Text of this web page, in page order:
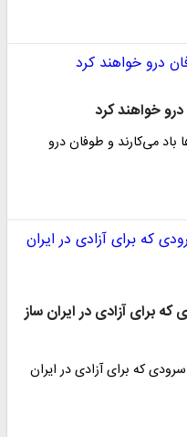
خواهند کرد
می‌کارند و طوفان درو
برای آزادی در ایران ساز
که برای آزادی در ایران